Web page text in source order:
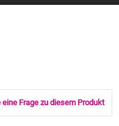
eine Frage zu diesem Produkt